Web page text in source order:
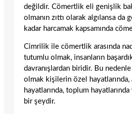
değildir. Cömertlik eli genişlik
olmanın zıttı olarak algılansa
kadar harcamak kapsamında
Cimrilik ile cömertlik arasında
tutumlu olmak, insanların
davranışlardan biridir. Bu
olmak kişilerin özel hayatlarında,
hayatlarında, toplum
bir şeydir.